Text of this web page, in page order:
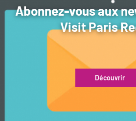
Abonnez-vous aux
Visit Paris
Découvrir